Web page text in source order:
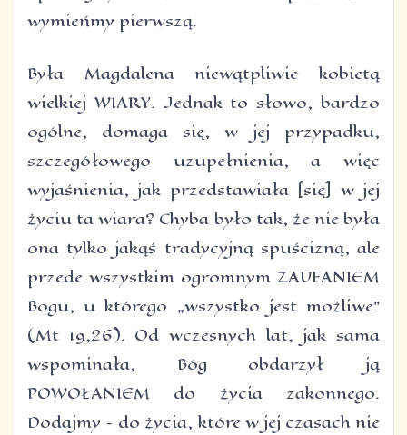
wymieńmy pierwszą.
Była Magdalena niewątpliwie kobietą
wielkiej WIARY. Jednak to słowo, bardzo
ogólne, domaga się, w jej przypadku,
szczegółowego uzupełnienia, a więc
wyjaśnienia, jak przedstawiała [się] w jej
życiu ta wiara? Chyba było tak, że nie była
ona tylko jakąś tradycyjną spuścizną, ale
przede wszystkim ogromnym ZAUFANIEM
Bogu, u którego „wszystko jest możliwe”
(Mt 19,26). Od wczesnych lat, jak sama
wspominała, Bóg obdarzył ją
POWOŁANIEM do życia zakonnego.
Dodajmy – do życia, które w jej czasach nie